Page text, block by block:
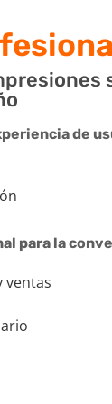
de
para la
ventas